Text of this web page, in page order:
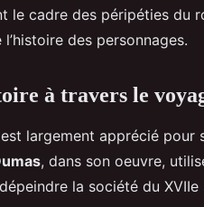
le cadre des péripéties du
des personnages.
à travers le
largement apprécié pour
, dans son oeuvre,
la société du XVIIe